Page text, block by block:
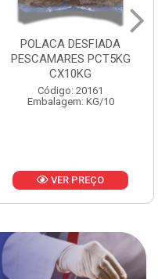
POLACA DESFIADA
PESCAMARES PCT5KG
CX10KG
Código: 20161
Embalagem: KG/10
VER PREÇO